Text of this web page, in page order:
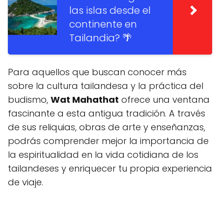
las islas desde el
continente en
Tailandia? 🌴
Para aquellos que buscan conocer más
sobre la cultura tailandesa y la práctica del
budismo, Wat Mahathat ofrece una ventana
fascinante a esta antigua tradición. A través
de sus reliquias, obras de arte y enseñanzas,
podrás comprender mejor la importancia de
la espiritualidad en la vida cotidiana de los
tailandeses y enriquecer tu propia experiencia
de viaje.